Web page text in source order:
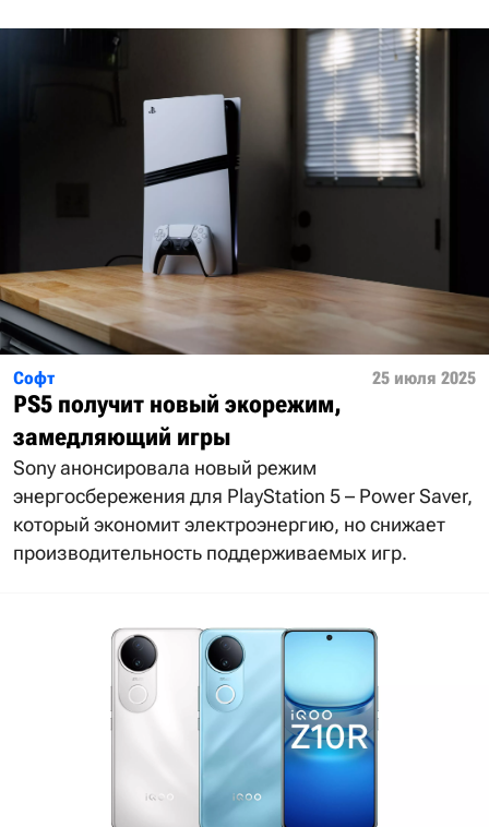
Софт 25 июля 2025
PS5 получит новый экорежим,
замедляющий игры
Sony анонсировала новый режим
энергосбережения для PlayStation 5 – Power Saver,
который экономит электроэнергию, но снижает
производительность поддерживаемых игр.